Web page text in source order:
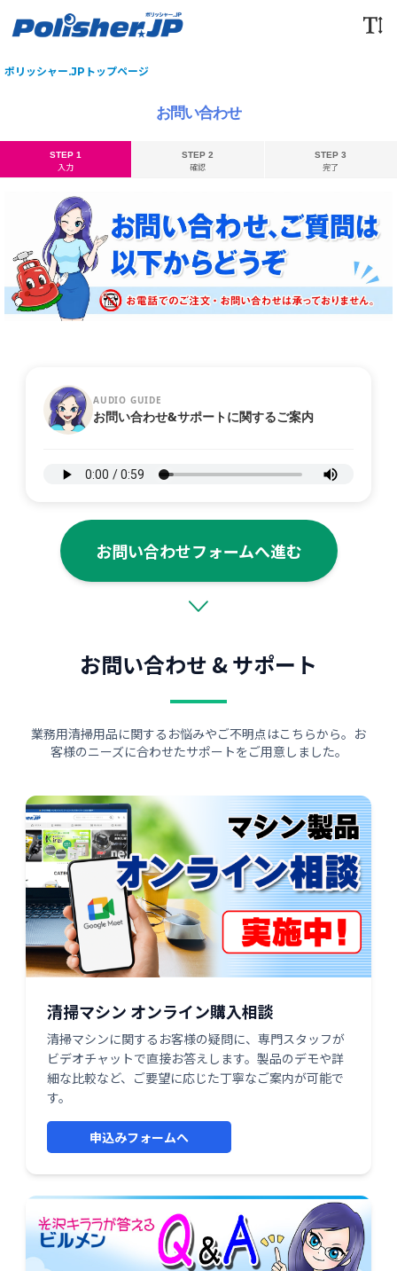
ポリッシャー.JPトップページ
お問い合わせ
STEP 1
入力
STEP 2
確認
STEP 3
完了
AUDIO GUIDE
お問い合わせ&サポートに関するご案内
お問い合わせフォームへ進む
お問い合わせ & サポート
業務用清掃用品に関するお悩みやご不明点はこちらから。お
客様のニーズに合わせたサポートをご用意しました。
清掃マシン オンライン購入相談
清掃マシンに関するお客様の疑問に、専門スタッフが
ビデオチャットで直接お答えします。製品のデモや詳
細な比較など、ご要望に応じた丁寧なご案内が可能で
す。
申込みフォームへ